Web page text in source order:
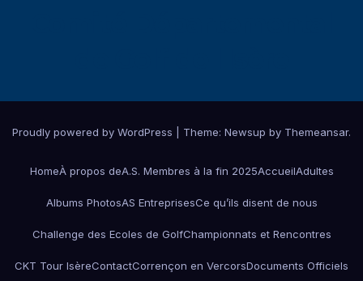
Proudly powered by WordPress Theme: Newsup by Themeansar.
HomeÀ propos deA.S. Membres à la fin 2025AccueilAdultes
Albums PhotosAS EntreprisesCe qu’ils disent de nous
Challenge des Ecoles de GolfChampionnats et Rencontres
CKT Tour IsèreContactCorrençon en VercorsDocuments Officiels